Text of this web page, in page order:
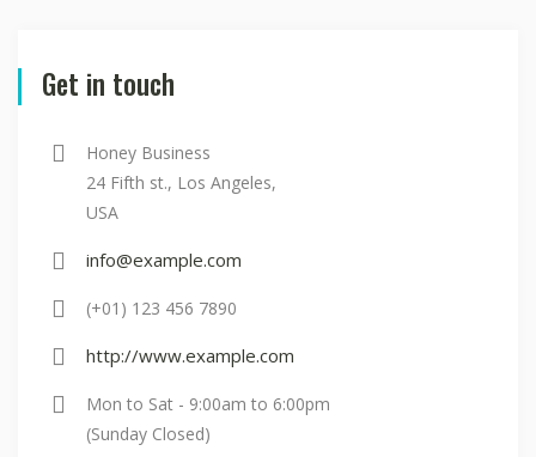
Get in touch
Honey Business
24 Fifth st., Los Angeles,
USA
info@example.com
(+01) 123 456 7890
http://www.example.com
Mon to Sat - 9:00am to 6:00pm
(Sunday Closed)